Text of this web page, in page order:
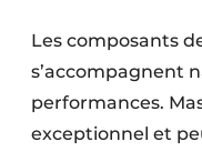
Les composants
s’accompagnent
performances.
exceptionnel et